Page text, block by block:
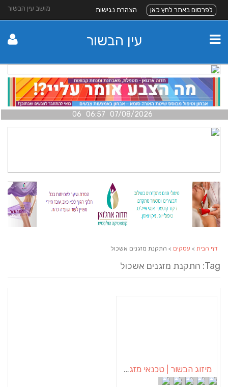
מושב עין הבשור לפרסום באתר לחץ כאן הצהרת נגישות
עין הבשור
07/08/2026 06:57 06
דף הבית > עסקים > התקנת מזגנים אשכול
Tag: התקנת מזגנים אשכול
מיזוג הבשור | טכנאי מזגנים | מתקין מזגנים | תיקון מזגנים